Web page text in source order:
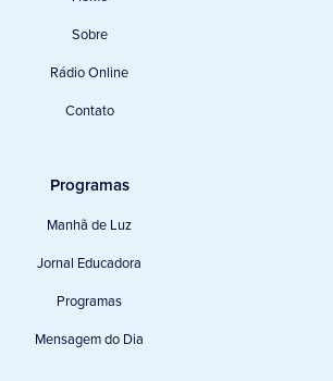
Sobre
Rádio Online
Contato
Programas
Manhã de Luz
Jornal Educadora
Programas
Mensagem do Dia